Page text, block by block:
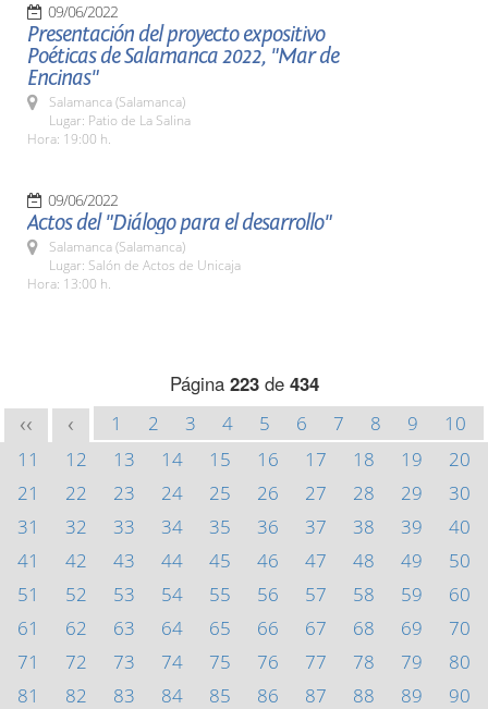
09/06/2022
Presentación del proyecto expositivo
Poéticas de Salamanca 2022, "Mar de
Encinas"
Salamanca (Salamanca)
Lugar: Patio de La Salina
Hora: 19:00 h.
09/06/2022
Actos del "Diálogo para el desarrollo"
Salamanca (Salamanca)
Lugar: Salón de Actos de Unicaja
Hora: 13:00 h.
Página 223de 434
<< < 1 2 3 4 5 6 7 8 9
10
11
12 13 14 15 16 17 18 19
20
21
22 23 24 25 26 27 28 29
30
31
32 33 34 35 36 37 38 39
40
41
42 43 44 45 46 47 48 49
50
51
52 53 54 55 56 57 58 59
60
61
62 63 64 65 66 67 68 69
70
71
72 73 74 75 76 77 78 79
80
81
82 83 84 85 86 87 88 89
90